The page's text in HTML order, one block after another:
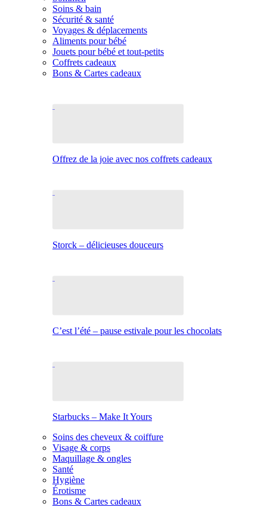
Soins & bain
Sécurité & santé
Voyages & déplacements
Aliments pour bébé
Jouets pour bébé et tout-petits
Coffrets cadeaux
Bons & Cartes cadeaux
Offrez de la joie avec nos coffrets cadeaux
Storck – délicieuses douceurs
C’est l’été – pause estivale pour les chocolats
Starbucks – Make It Yours
Soins des cheveux & coiffure
Visage & corps
Maquillage & ongles
Santé
Hygiène
Érotisme
Bons & Cartes cadeaux